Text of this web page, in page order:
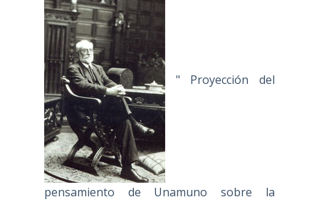
" Proyección del
pensamiento de Unamuno sobre la